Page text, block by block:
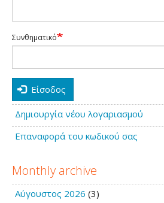
Συνθηματικό
Είσοδος
Δημιουργία νέου λογαριασμού
Επαναφορά του κωδικού σας
Monthly archive
Αύγουστος 2026 (3)